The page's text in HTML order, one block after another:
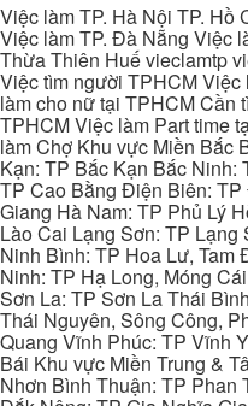
Việc làm TP. Hà Nội TP. Hồ
Việc làm TP. Đà Nẵng Việc
Thừa Thiên Huế vieclamtp
Việc tìm người TPHCM
làm cho nữ tại TPHCM Cần
TPHCM Việc làm Part time
làm Chợ Khu vực Miền Bắc
Kạn: TP Bắc Kạn Bắc Ninh:
TP Cao Bằng Điện Biên:
Giang Hà Nam: TP Phủ Lý
Lào Cai Lạng Sơn: TP
Ninh Bình: TP Hoa Lư, Tam
Ninh: TP Hạ Long, Móng
Sơn La: TP Sơn La Thái
Thái Nguyên, Sông Công,
Quang Vĩnh Phúc: TP Vĩnh
Bái Khu vực Miền Trung &
Nhơn Bình Thuận: TP Phan